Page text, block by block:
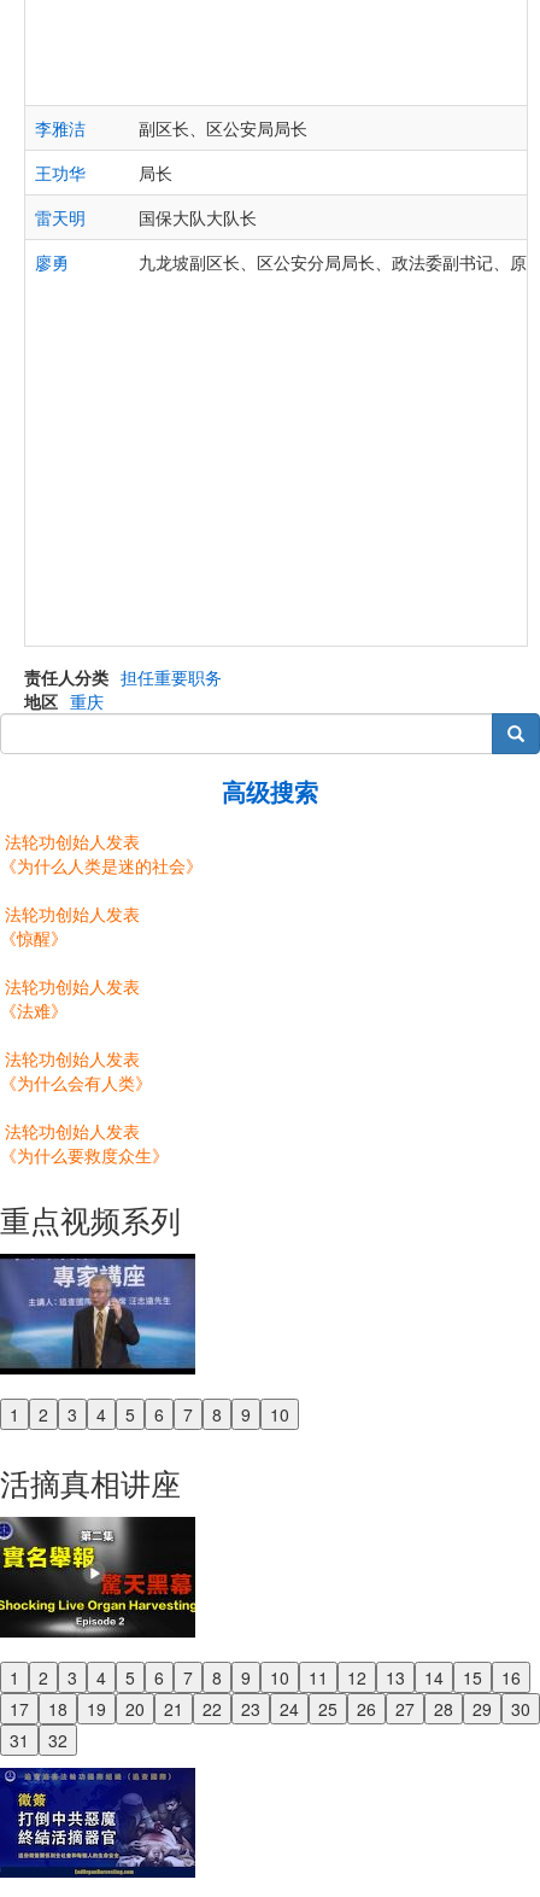
李雅洁
副区长、区公安局局长
王功华
局长
雷天明
国保大队大队长
廖勇
九龙坡副区长、区公安分局局长、政法委副书记、
责任人分类 担任重要职务
地区 重庆
搜索
高级搜索
法轮功创始人发表
《为什么人类是迷的社会》
法轮功创始人发表
《惊醒》
法轮功创始人发表
《法难》
法轮功创始人发表
《为什么会有人类》
法轮功创始人发表
《为什么要救度众生》
重点视频系列
1 2 3 4 5 6 7 8 9 10
Previous
活摘真相讲座
1 2 3 4 5 6 7 8 9 10 11 12 13 14 15
16
17
18 19 20 21 22 23 24 25 26 27 28 29
30
31
32
Previous
Next